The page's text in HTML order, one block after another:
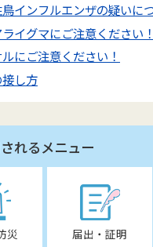
インフルエンザの疑いに
イグマにご注意ください！
にご注意ください！
し方
れるメニュー
災 届出・証明